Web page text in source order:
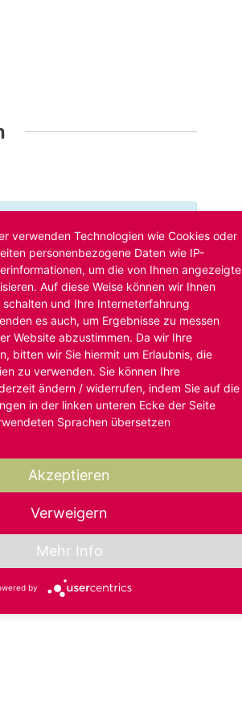
Alternative Stellenanzeigen
bewerben sichinitiativund wir
verwenden Technologien wie Cookies oder
personenbezogene Daten wie IP-
um die von Ihnen angezeigte
Auf diese Weise können wir Ihnen
und Ihre Interneterfahrung
es auch, um Ergebnisse zu messen
Website abzustimmen. Da wir Ihre
bitten wir Sie hiermit um Erlaubnis, die
zu verwenden. Sie können Ihre
ändern / widerrufen, indem Sie auf die
in der linken unteren Ecke der Seite
Sprachen übersetzen
Akzeptieren
Verweigern
Mehr Info
by